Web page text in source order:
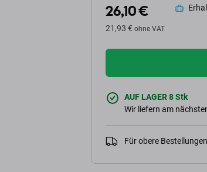
26,10 €
21,93 € ohne VAT
AUF LAGER 8 Stk
Wir liefern am
Für obere